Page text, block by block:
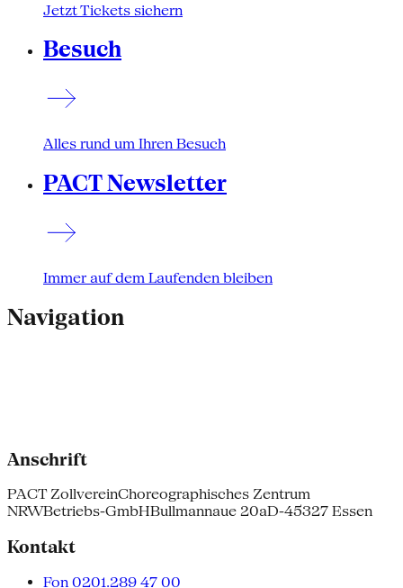
Jetzt Tickets sichern
Besuch
Alles rund um Ihren Besuch
PACT Newsletter
Immer auf dem Laufenden bleiben
Navigation
Anschrift
PACT ZollvereinChoreographisches Zentrum
NRWBetriebs-GmbHBullmannaue 20aD-45327 Essen
Kontakt
Fon 0201.289 47 00